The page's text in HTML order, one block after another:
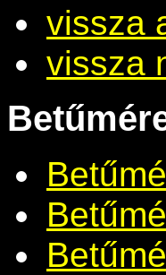
vissza
vissza